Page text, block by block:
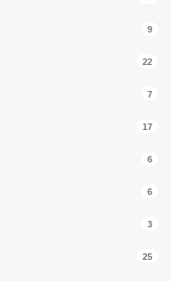
9
22
7
17
6
6
3
25